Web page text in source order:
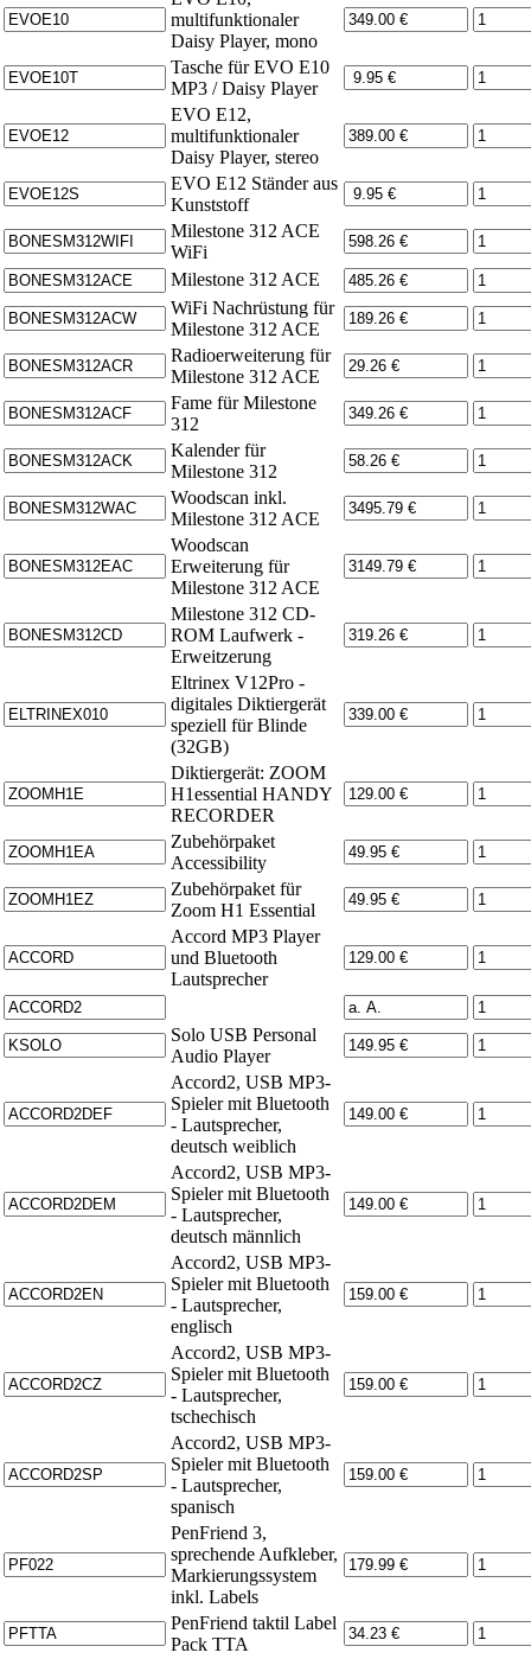
multifunktionaler
Daisy Player, mono
Tasche für EVO E10
MP3 / Daisy Player
EVO E12,
multifunktionaler
Daisy Player, stereo
EVO E12 Ständer aus
Kunststoff
Milestone 312 ACE
WiFi
Milestone 312 ACE
WiFi Nachrüstung für
Milestone 312 ACE
Radioerweiterung für
Milestone 312 ACE
Fame für Milestone
312
Kalender für
Milestone 312
Woodscan inkl.
Milestone 312 ACE
Woodscan
Erweiterung für
Milestone 312 ACE
Milestone 312 CD-
ROM Laufwerk -
Erweitzerung
Eltrinex V12Pro -
digitales Diktiergerät
speziell für Blinde
(32GB)
Diktiergerät: ZOOM
H1essential HANDY
RECORDER
Zubehörpaket
Accessibility
Zubehörpaket für
Zoom H1 Essential
Accord MP3 Player
und Bluetooth
Lautsprecher
Solo USB Personal
Audio Player
Accord2, USB MP3-
Spieler mit Bluetooth
- Lautsprecher,
deutsch weiblich
Accord2, USB MP3-
Spieler mit Bluetooth
- Lautsprecher,
deutsch männlich
Accord2, USB MP3-
Spieler mit Bluetooth
- Lautsprecher,
englisch
Accord2, USB MP3-
Spieler mit Bluetooth
- Lautsprecher,
tschechisch
Accord2, USB MP3-
Spieler mit Bluetooth
- Lautsprecher,
spanisch
PenFriend 3,
sprechende Aufkleber,
Markierungssystem
inkl. Labels
PenFriend taktil Label
Pack TTA